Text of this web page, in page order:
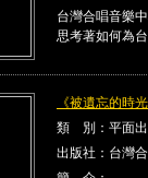
台灣合唱音樂
思考著如何為
《被遺忘的時
類 別：平面
出版社：台灣